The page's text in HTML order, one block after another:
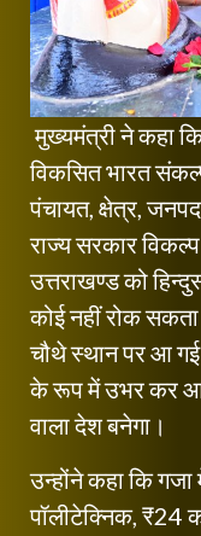
मुख्यमंत्री ने कहा
विकसित भारत
पंचायत, क्षेत्र,
राज्य सरकार
उत्तराखण्ड को
कोई नहीं रोक
चौथे स्थान पर आ
के रूप में उभर कर
वाला देश बनेगा।
उन्होंने कहा कि
पॉलीटेक्निक, ₹24